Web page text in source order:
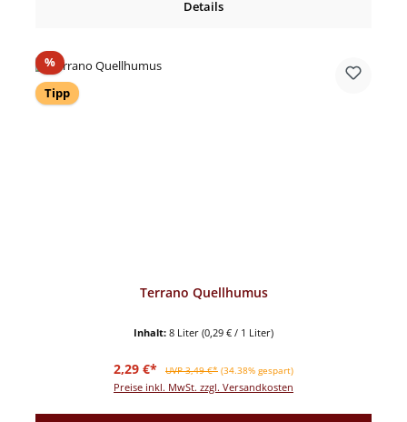
Details
%Rabatt
Tipp
Terrano Quellhumus
Inhalt: 8 Liter (0,29 € / 1 Liter)
Verkaufspreis:
2,29 €* Regulärer Preis:
UVP 3,49 €* (34.38% gespart)
Preise inkl. MwSt. zzgl. Versandkosten